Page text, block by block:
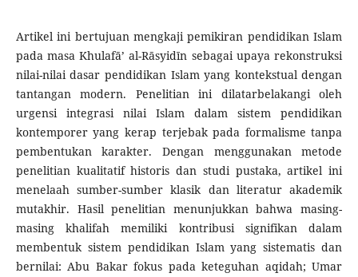
Artikel ini bertujuan mengkaji pemikiran pendidikan Islam
pada masa Khulafā’ al-Rāsyidīn sebagai upaya rekonstruksi
nilai-nilai dasar pendidikan Islam yang kontekstual dengan
tantangan modern. Penelitian ini dilatarbelakangi oleh
urgensi integrasi nilai Islam dalam sistem pendidikan
kontemporer yang kerap terjebak pada formalisme tanpa
pembentukan karakter. Dengan menggunakan metode
penelitian kualitatif historis dan studi pustaka, artikel ini
menelaah sumber-sumber klasik dan literatur akademik
mutakhir. Hasil penelitian menunjukkan bahwa masing-
masing khalifah memiliki kontribusi signifikan dalam
membentuk sistem pendidikan Islam yang sistematis dan
bernilai: Abu Bakar fokus pada keteguhan aqidah; Umar